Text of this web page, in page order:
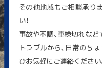
その他地域もご相談承り
い！
事故や不調、車検切れな
トラブルから、日常のち
ひお気軽にご連絡ください